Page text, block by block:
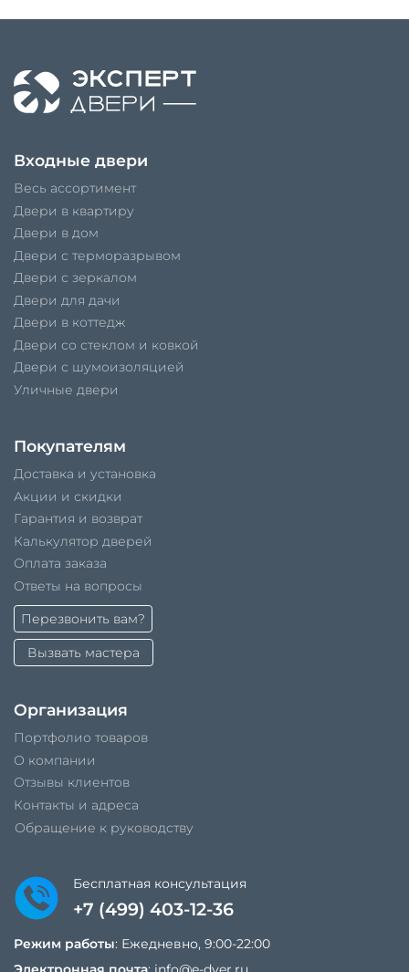
Входные двери
Весь ассортимент
Двери в квартиру
Двери в дом
Двери с терморазрывом
Двери с зеркалом
Двери для дачи
Двери в коттедж
Двери со стеклом и ковкой
Двери с шумоизоляцией
Уличные двери
Покупателям
Доставка и установка
Акции и скидки
Гарантия и возврат
Калькулятор дверей
Оплата заказа
Ответы на вопросы
Перезвонить вам?
Вызвать мастера
Организация
Портфолио товаров
О компании
Отзывы клиентов
Контакты и адреса
Обращение к руководству
Бесплатная консультация
+7 (499) 403-12-36
Режим работы: Ежедневно, 9:00-22:00